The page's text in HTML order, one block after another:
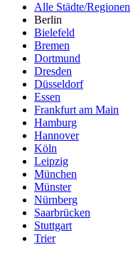
Alle Städte/Regionen
Berlin
Bielefeld
Bremen
Dortmund
Dresden
Düsseldorf
Essen
Frankfurt am Main
Hamburg
Hannover
Köln
Leipzig
München
Münster
Nürnberg
Saarbrücken
Stuttgart
Trier